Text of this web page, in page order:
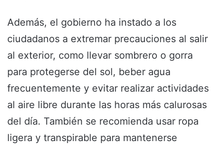
Además, el gobierno ha instado a los
ciudadanos a extremar precauciones al salir
al exterior, como llevar sombrero o gorra
para protegerse del sol, beber agua
frecuentemente y evitar realizar actividades
al aire libre durante las horas más calurosas
del día. También se recomienda usar ropa
ligera y transpirable para mantenerse